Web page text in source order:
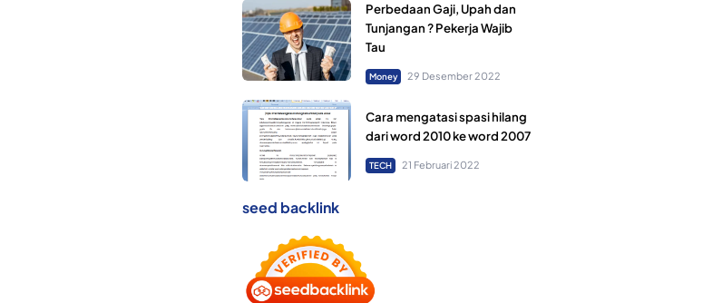
Perbedaan Gaji, Upah dan
Tunjangan ? Pekerja Wajib
Tau
Money 29 Desember 2022
Cara mengatasi spasi hilang
dari word 2010 ke word 2007
TECH 21 Februari 2022
seed backlink